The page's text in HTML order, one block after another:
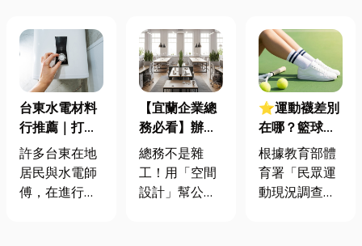
台東水電材料
行推薦｜打造
安全耐用的居
家環境
許多台東在地
居民與水電師
傅，在進行居
【宜蘭企業總
務必看】辦公
室如何打造高
效能職場？從
辦公桌椅、系
總務不是雜
工！用「空間
設計」幫公司
⭐運動襪差別
在哪？籃球、
慢跑、排球襪
挑選全攻略，
穿對了運動不
根據教育部體
育署「民眾運
動現況調查」